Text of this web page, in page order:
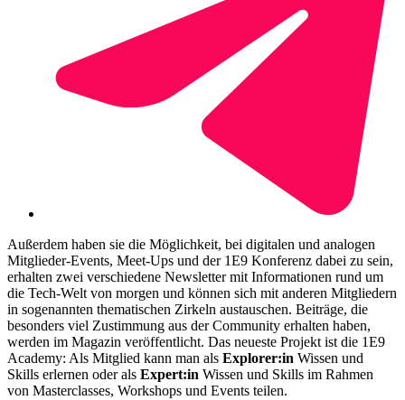
Außerdem haben sie die Möglichkeit, bei digitalen und analogen
Mitglieder-Events, Meet-Ups und der 1E9 Konferenz dabei zu sein,
erhalten zwei verschiedene Newsletter mit Informationen rund um
die Tech-Welt von morgen und können sich mit anderen Mitgliedern
in sogenannten thematischen Zirkeln austauschen. Beiträge, die
besonders viel Zustimmung aus der Community erhalten haben,
werden im Magazin veröffentlicht. Das neueste Projekt ist die 1E9
Academy: Als Mitglied kann man als Explorer:in Wissen und
Skills erlernen oder als Expert:in Wissen und Skills im Rahmen
von Masterclasses, Workshops und Events teilen.